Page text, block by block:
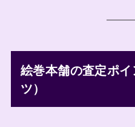
絵巻本舗の査定ポ
ツ）